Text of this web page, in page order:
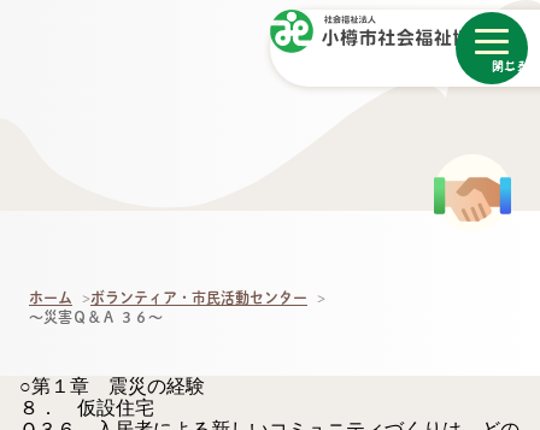
メニュー
閉じる
ホーム
ボランティア・市民活動センター
～災害Ｑ＆Ａ ３６～
○第１章 震災の経験
８． 仮設住宅